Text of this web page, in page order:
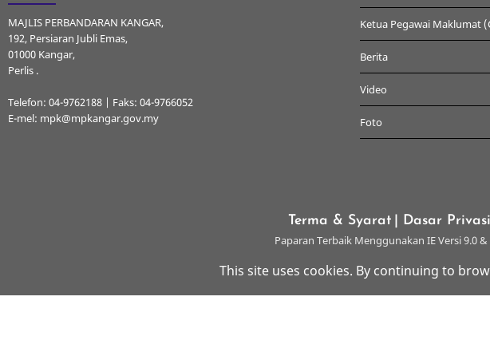
MAJLIS PERBANDARAN KANGAR,
192, Persiaran Jubli Emas,
01000 Kangar,
Perlis .
Telefon: 04-9762188 | Faks: 04-9766052
E-mel: mpk@mpkangar.gov.my
Ketua Pegawai Maklumat
Berita
Video
Foto
Terma & Syarat | Dasar
Paparan Terbaik Menggunakan IE Versi 9.0
© 2026 Majlis
This site uses cookies. By continuing to